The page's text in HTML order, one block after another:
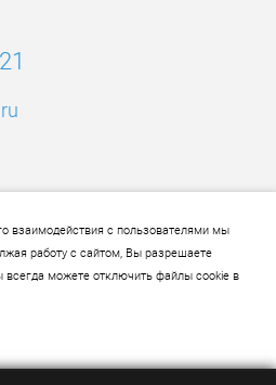
взаимодействия с пользователями мы
работу с сайтом, Вы разрешаете
всегда можете отключить файлы cookie в